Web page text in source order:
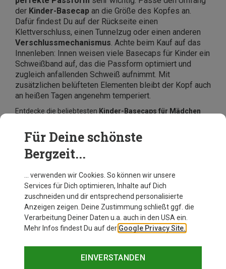
der Kinder-Basecap an die Größe des Kopfes an.
Dafür findest Du auf der Rückseite einen
Klettverschluss, einen Tunnelzug oder einen anderen
Verschlussmechanismus. Achte beim Kauf auf das
Innenleben: Innen weisen viele Basecaps für Kinder ein
Schweißband auf, das die Passform optimiert und
zugleich anfallenden Schweiß aufnimmt. Mit
zusätzlichen belüfteten Elementen bleibt der Kopf auch
an heißen Tagen angenehm temperiert.
Entdecke die beliebtesten Kinder-Basecaps für Mädchen
Barts , hier findest Du kunterbunte Modelle von angesagten
Top-Marken, dezente unifarbene Caps für Kinder und
praktische Varianten für Babys und Kleinkinder. Jetzt zu
Für Deine schönste
Bergzeit...
… verwenden wir Cookies. So können wir unsere
Services für Dich optimieren, Inhalte auf Dich
zuschneiden und dir entsprechend personalisierte
Anzeigen zeigen. Deine Zustimmung schließt ggf. die
Verarbeitung Deiner Daten u.a. auch in den USA ein.
Mehr Infos findest Du auf der Google Privacy Site.
EINVERSTANDEN